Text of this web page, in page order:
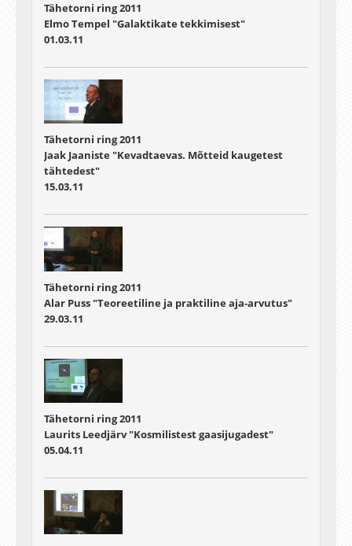
Tähetorni ring 2011
Elmo Tempel "Galaktikate tekkimisest"
01.03.11
Tähetorni ring 2011
Jaak Jaaniste "Kevadtaevas. Mõtteid kaugetest
tähtedest"
15.03.11
Tähetorni ring 2011
Alar Puss "Teoreetiline ja praktiline aja-arvutus"
29.03.11
Tähetorni ring 2011
Laurits Leedjärv "Kosmilistest gaasijugadest"
05.04.11